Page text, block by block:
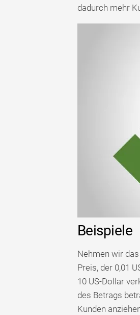
dadurch mehr
Beispiele
Nehmen wir
Preis, der 0,01
10 US-Dollar
des Betrags
Kunden